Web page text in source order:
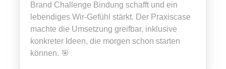
Brand Challenge Bindung schafft und ein
lebendiges Wir-Gefühl stärkt. Der Praxiscase
machte die Umsetzung greifbar, inklusive
konkreter Ideen, die morgen schon starten
können. 🎯